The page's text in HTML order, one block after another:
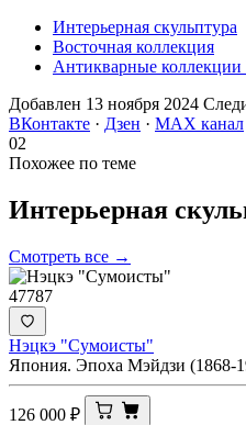
Интерьерная скульптура
Восточная коллекция
Антикварные
Добавлен 13 ноября 2024
ВКонтакте · Дзен · MAX канал
02
Похожее по теме
Интерьерная
Смотреть все →
47787
Нэцкэ "Сумоисты"
Япония. Эпоха Мэйдзи (1868-
126 000 ₽